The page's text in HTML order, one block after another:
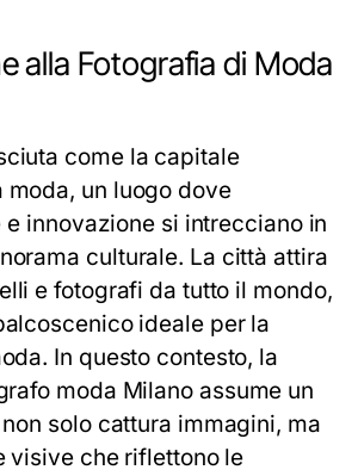
alla Fotografia di Moda
come la capitale
moda, un luogo dove
innovazione si intrecciano in
culturale. La città attira
e fotografi da tutto il mondo,
ideale per la
In questo contesto, la
moda Milanoassume un
solo cattura immagini, ma
visive che riflettono le